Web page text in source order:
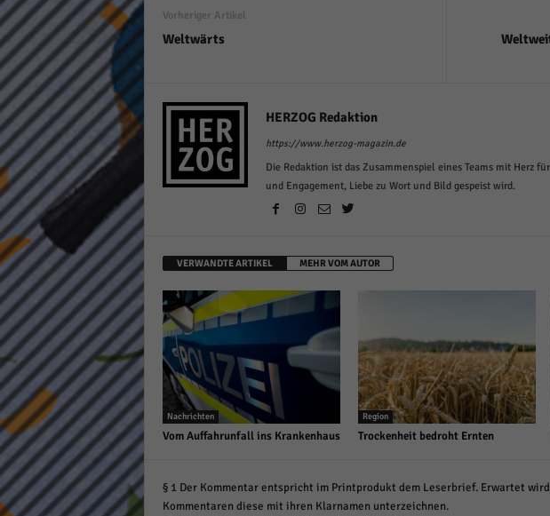
Vorheriger Artikel
Weltwärts
HERZOG Redaktion
https://www.herzog-magazin.de
Die Redaktion ist das Zusammenspiel eines Teams mit Herz
und Engagement, Liebe zu Wort und Bild gespeist wird.
VERWANDTE ARTIKEL MEHR VOM AUTOR
Nachrichten
Vom Auffahrunfall ins Krankenhaus
Region
Trockenheit bedroht Ernten
§ 1 Der Kommentar entspricht im Printprodukt dem Leserbrief. Erwartet
Kommentaren diese mit ihren Klarnamen unterzeichnen.